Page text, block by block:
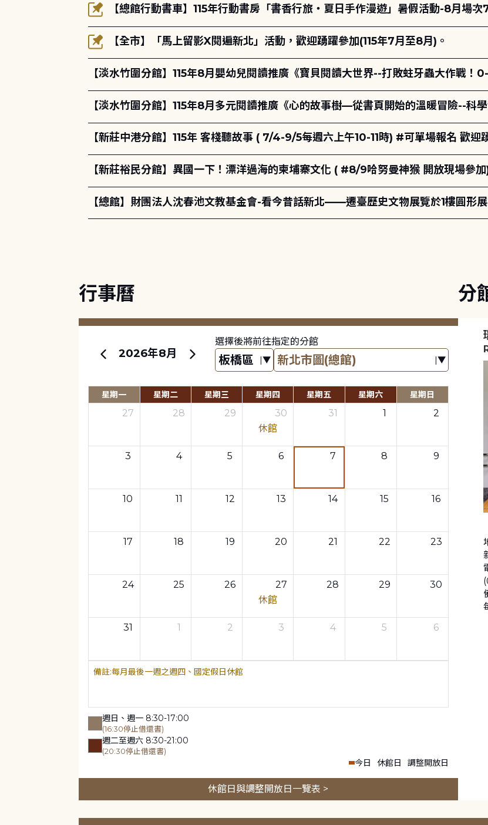
【總館行動書車】115年行動書房「書香行旅・夏日手作漫遊」暑假活動-8月場
【全市】「馬上留影X閱遍新北」活動，歡迎踴躍參加(115年7月至8月)。
【淡水竹圍分館】115年8月嬰幼兒閱讀推廣《寶貝閱讀大世界--打敗蛀牙蟲大作戰！
【淡水竹圍分館】115年8月多元閱讀推廣《心的故事樹—從書頁開始的溫暖冒險--科
【新莊中港分館】115年 客棧聽故事 ( 7/4-9/5每週六上午10-11時) #可單場報名 歡迎
【新莊裕民分館】異國一下！漂洋過海的柬埔寨文化 ( #8/9哈努曼神猴 開放現場參加
【總館】財團法人沈春池文教基金會-看今昔話新北——遷臺歷史文物展覽於1樓圓形
行事曆
2026年8月
選擇後將前往指定的分館
星期一 星期二 星期三 星期四 星期五 星期六 星期日
27 28 29
30
休館
31 1 2
3 4 5 6 7 8 9
10 11 12 13 14 15 16
17 18 19 20 21 22 23
24 25 26
27
休館
28 29 30
31 1 2 3 4 5 6
每月最後一週之週四、國定假日休館
週日、週一 8:30-17:00
(16:30停止借還書)
週二至週六 8:30-21:00
(20:30停止借還書)
今日 休館日 調整開放日
休館日與調整開放日一覽表 >
分